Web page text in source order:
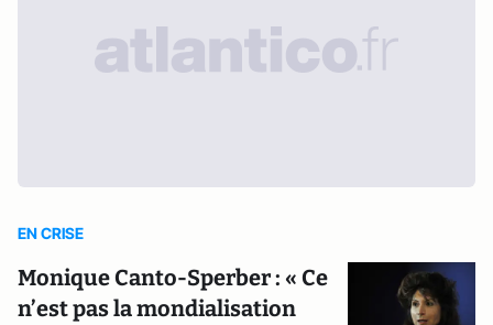
EN CRISE
Monique Canto-Sperber : « Ce
n’est pas la mondialisation